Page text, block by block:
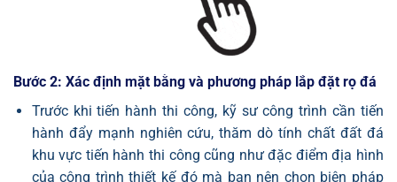
Bước 2: Xác định mặt bằng và phương pháp lắp đặt rọ đá
Trước khi tiến hành thi công, kỹ sư công trình cần tiến
hành đẩy mạnh nghiên cứu, thăm dò tính chất đất đá
khu vực tiến hành thi công cũng như đặc điểm địa hình
của công trình thiết kế đó mà bạn nên chọn biện pháp